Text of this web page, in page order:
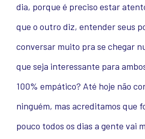
dia, porque é preciso estar
que o outro diz, entender seus
conversar muito pra se chegar
que seja interessante para
100% empático? Até hoje não
ninguém, mas acreditamos que
pouco todos os dias a gente vai